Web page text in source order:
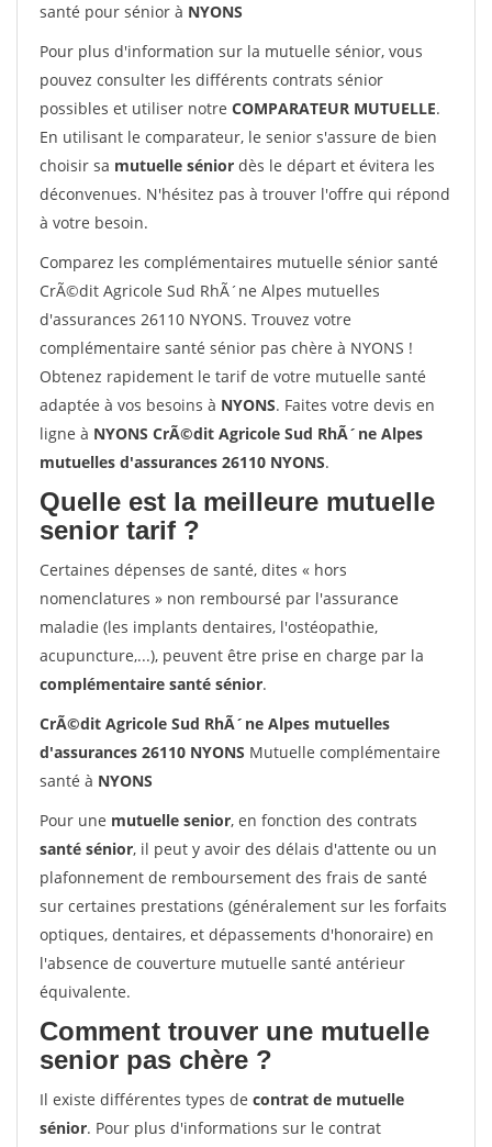
santé pour sénior à NYONS
Pour plus d'information sur la mutuelle sénior, vous
pouvez consulter les différents contrats sénior
possibles et utiliser notre COMPARATEUR MUTUELLE.
En utilisant le comparateur, le senior s'assure de bien
choisir sa mutuelle sénior dès le départ et évitera les
déconvenues. N'hésitez pas à trouver l'offre qui répond
à votre besoin.
Comparez les complémentaires mutuelle sénior santé
CrÃ©dit Agricole Sud RhÃ´ne Alpes mutuelles
d'assurances 26110 NYONS. Trouvez votre
complémentaire santé sénior pas chère à NYONS !
Obtenez rapidement le tarif de votre mutuelle santé
adaptée à vos besoins à NYONS. Faites votre devis en
ligne à NYONS CrÃ©dit Agricole Sud RhÃ´ne Alpes
mutuelles d'assurances 26110 NYONS.
Quelle est la meilleure mutuelle
senior tarif ?
Certaines dépenses de santé, dites « hors
nomenclatures » non remboursé par l'assurance
maladie (les implants dentaires, l'ostéopathie,
acupuncture,...), peuvent être prise en charge par la
complémentaire santé sénior.
CrÃ©dit Agricole Sud RhÃ´ne Alpes mutuelles
d'assurances 26110 NYONS Mutuelle complémentaire
santé à NYONS
Pour une mutuelle senior, en fonction des contrats
santé sénior, il peut y avoir des délais d'attente ou un
plafonnement de remboursement des frais de santé
sur certaines prestations (généralement sur les forfaits
optiques, dentaires, et dépassements d'honoraire) en
l'absence de couverture mutuelle santé antérieur
équivalente.
Comment trouver une mutuelle
senior pas chère ?
Il existe différentes types de contrat de mutuelle
sénior. Pour plus d'informations sur le contrat